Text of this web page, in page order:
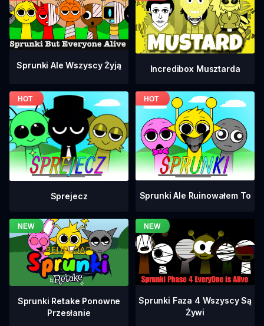
Sprunki Ale Wszyscy Żyją Incredibox Musztarda
Sprejecz Sprunki Ale Ruinowałem To
Sprunki Retake Ponowne
Przesłanie
Sprunki Faza 4 Wszyscy Są
Żywi